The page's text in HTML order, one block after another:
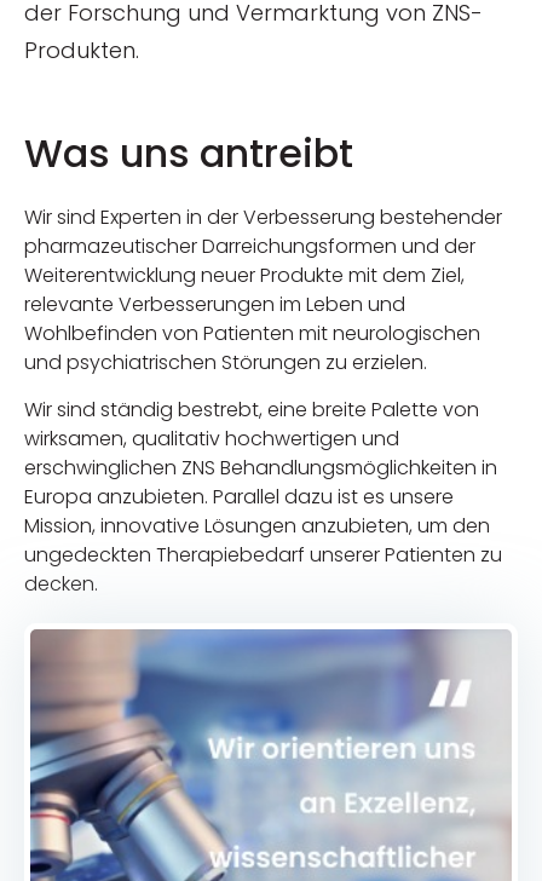
der Forschung und Vermarktung von ZNS-
Produkten.
Was uns antreibt
Wir sind Experten in der Verbesserung bestehender
pharmazeutischer Darreichungsformen und der
Weiterentwicklung neuer Produkte mit dem Ziel,
relevante Verbesserungen im Leben und
Wohlbefinden von Patienten mit neurologischen
und psychiatrischen Störungen zu erzielen.
Wir sind ständig bestrebt, eine breite Palette von
wirksamen, qualitativ hochwertigen und
erschwinglichen ZNS Behandlungsmöglichkeiten in
Europa anzubieten. Parallel dazu ist es unsere
Mission, innovative Lösungen anzubieten, um den
ungedeckten Therapiebedarf unserer Patienten zu
decken.